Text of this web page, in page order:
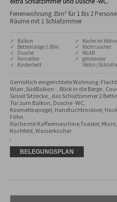
Ferienwohnung 35m² für 1 Bis 2
Räume mit 1 Schlafzimmer
✓ Balkon
✓ Bettenlänge 2.00m
✓ Dusche
✓ Fernseher
✓ Kinderbett
✓ Küche im
✓ Nichtraucher
✓ WLAN
✓ getrennter
Wohn-/
Gemütlich eingerichtete Wohnung
Wlan ,SüdBalkon -, Blick in die Berge ,
Sessel Sitzecke, ,das Schlafzimmer 2
Tür zum Balkon, Dusche -WC,
Kosmetikspiegel, Handtuchtrockner,
Föhn.
Küche mit Kaffeemaschine,Toaster,
Kochfeld, Wasserkocher
BELEGUNGSPLAN